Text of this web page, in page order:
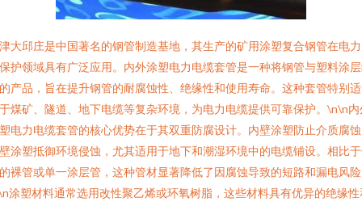
大邱庄是中国著名的钢管制造基地，其生产的矿用涂塑复合钢管在电
护领域具有广泛应用。内外涂塑电力电缆套管是一种将钢管与塑料涂
产品，旨在提升钢管的耐腐蚀性、绝缘性和使用寿命。这种套管特别
煤矿、隧道、地下电缆等复杂环境，为电力电缆提供可靠保护。\n\n内
电力电缆套管的核心优势在于其双重防腐设计。内壁涂塑防止介质腐
涂塑抵御环境侵蚀，尤其适用于地下和潮湿环境中的电缆铺设。相比
裸管或单一涂层管，这种管材显著降低了因腐蚀导致的短路和漏电风
涂塑材料通常选用改性聚乙烯或环氧树脂，这些材料具有优异的绝缘性